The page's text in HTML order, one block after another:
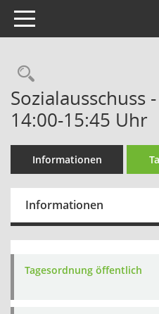
Toggle navigation
Sozialausschuss
14:00-15:45 Uhr
Informationen
Informationen
Tagesordnung öffentlich